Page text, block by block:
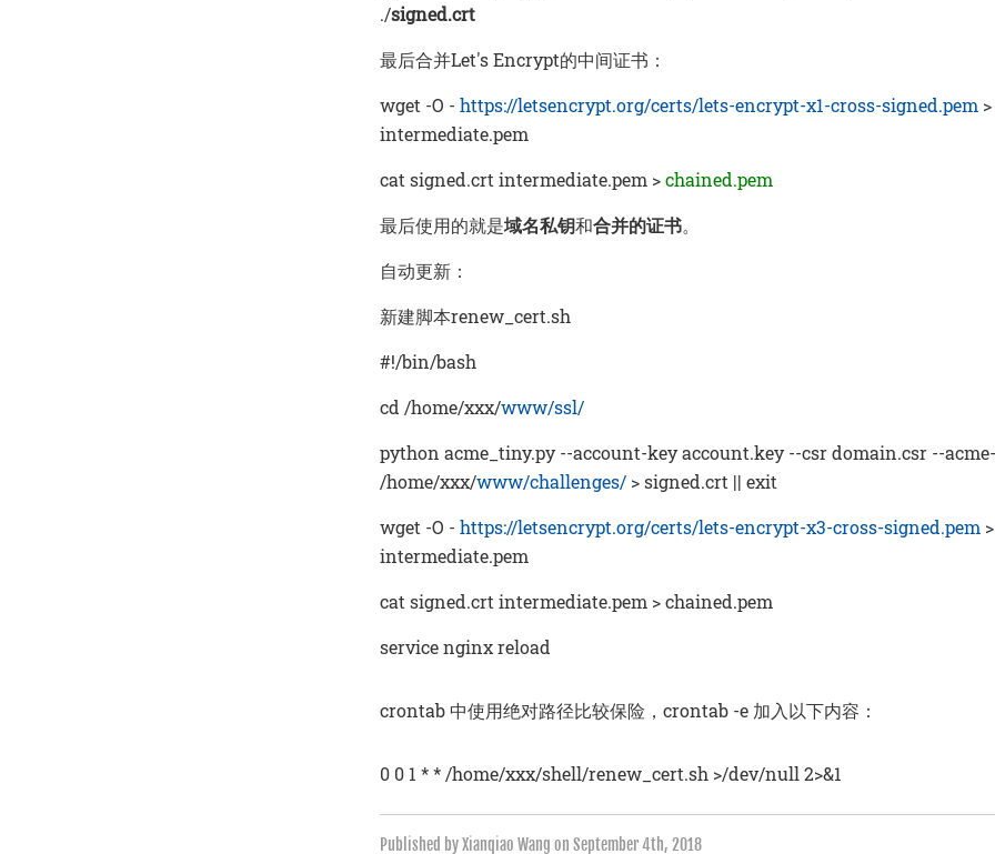
./signed.crt
最后合并Let's Encrypt的中间证书：
wget -O - https://letsencrypt.org/certs/lets-encrypt-x1-cross-signed.pem >
intermediate.pem
cat signed.crt intermediate.pem >chained.pem
最后使用的就是域名私钥和合并的证书。
自动更新：
新建脚本renew_cert.sh
#!/bin/bash
cd /home/xxx/www/ssl/
python acme_tiny.py --account-key account.key --csr domain.csr --
/home/xxx/www/challenges/ > signed.crt || exit
wget -O - https://letsencrypt.org/certs/lets-encrypt-x3-cross-signed.pem >
intermediate.pem
cat signed.crt intermediate.pem > chained.pem
service nginx reload
crontab 中使用绝对路径比较保险，crontab -e 加入以下内容：
0 0 1 * * /home/xxx/shell/renew_cert.sh >/dev/null 2>&1
Published by Xianqiao Wang on September 4th, 2018